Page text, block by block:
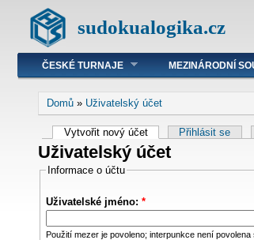
sudokualogika.cz
ČESKÉ TURNAJE MEZINÁRODNÍ
Domů » Uživatelský účet
Vytvořit nový účet Přihlásit se
Uživatelský účet
Informace o účtu
Uživatelské jméno: *
Použití mezer je povoleno; interpunkce není